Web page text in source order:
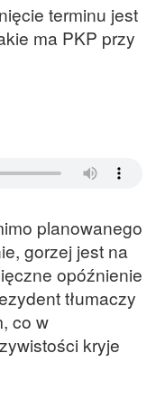
terminu jest
ma PKP przy
planowanego
gorzej jest na
opóźnienie
tłumaczy
co w
kryje